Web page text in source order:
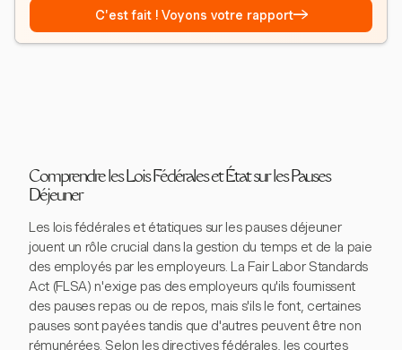
C'est fait ! Voyons votre rapport→
Comprendre les Lois Fédérales et État sur les Pauses
Déjeuner
Les lois fédérales et étatiques sur les pauses déjeuner
jouent un rôle crucial dans la gestion du temps et de la paie
des employés par les employeurs. La Fair Labor Standards
Act (FLSA) n'exige pas des employeurs qu'ils fournissent
des pauses repas ou de repos, mais s'ils le font, certaines
pauses sont payées tandis que d'autres peuvent être non
rémunérées. Selon les directives fédérales, les courtes